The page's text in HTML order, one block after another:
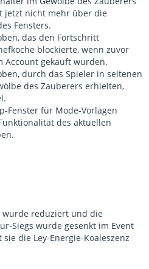
jetzt nicht mehr über die
Fensters.
das den Fortschritt
blockierte, wenn zuvor
Account gekauft wurden.
durch das Spieler in seltenen
des Zauberers erhielten,
Fenster für Mode-Vorlagen
des aktuellen
wurde reduziert und die
Siegs wurde gesenkt im Event
die Ley-Energie-Koaleszenz